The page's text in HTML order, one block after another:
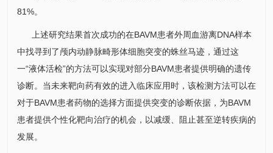
81%。
上述研究结果首次成功的在BAVM患者外周血游离DNA样本
中找寻到了颅内动静脉畸形体细胞突变的蛛丝马迹，通过这
一“液体活检”的方法可以实现对部分BAVM患者提供明确的遗传
诊断。当未来靶向药有效的进入临床应用时，该检测方法可以在
对于BAVM患者药物的选择方面提供突变的诊断依据，为BAVM
患者提供个性化靶向治疗的机会，以减缓、阻止甚至逆转疾病的
发展。